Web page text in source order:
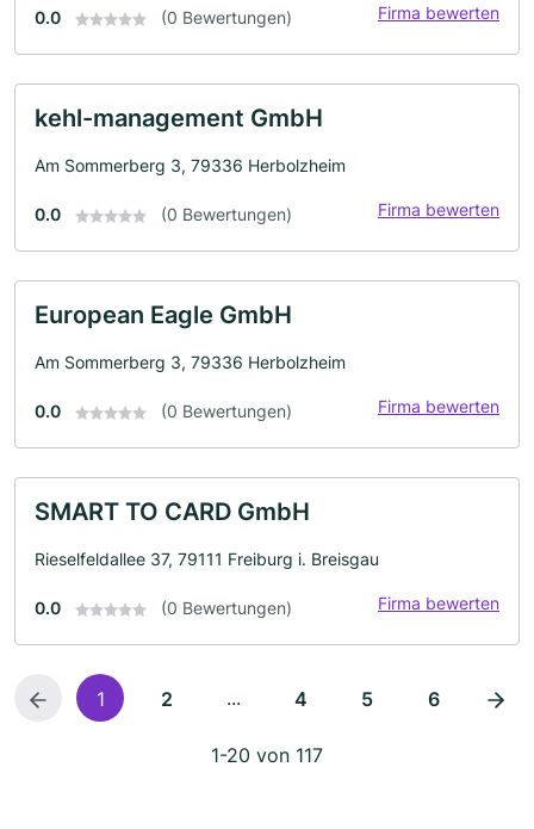
0.0 (0 Bewertungen) Firma bewerten
kehl-management GmbH
Am Sommerberg 3, 79336 Herbolzheim
0.0 (0 Bewertungen) Firma bewerten
European Eagle GmbH
Am Sommerberg 3, 79336 Herbolzheim
0.0 (0 Bewertungen) Firma bewerten
SMART TO CARD GmbH
Rieselfeldallee 37, 79111 Freiburg i. Breisgau
0.0 (0 Bewertungen) Firma bewerten
1 2 ... 4 5 6
1-20 von 117